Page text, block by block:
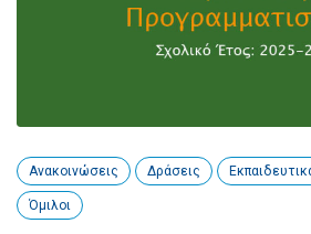
Ανακοινώσεις Δράσεις
Όμιλοι